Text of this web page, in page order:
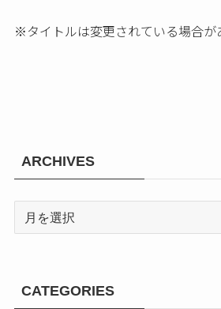
※タイトルは変更されている場合が
ARCHIVES
ARCHIVES
CATEGORIES